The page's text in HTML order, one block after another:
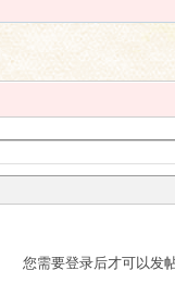
您需要登录后才可以发